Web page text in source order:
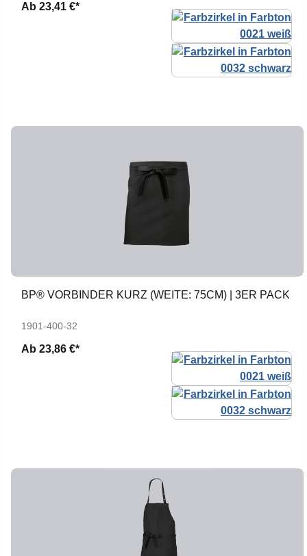
Ab 23,41 €*
BP® VORBINDER KURZ (WEITE: 75CM) | 3ER PACK
1901-400-32
Ab 23,86 €*